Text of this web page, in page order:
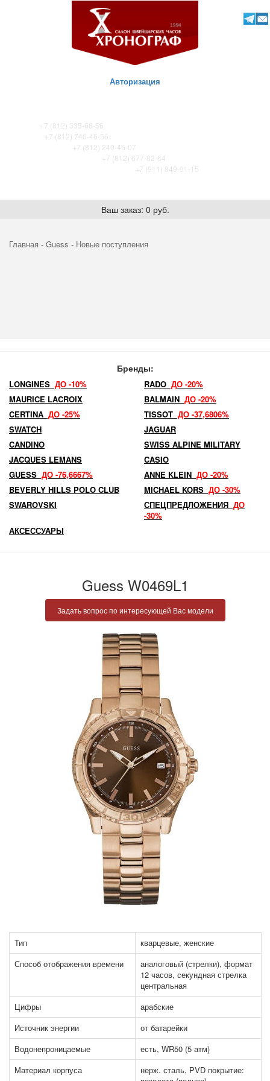
Авторизация
+7 (812) 335-68-56
+7 (812) 740-46-56
+7 (812) 240-46-07
+7 (812) 677-82-64
+7 (911) 849-01-15
Ваш заказ: 0 руб.
Главная - Guess - Новые поступления
Бренды:
LONGINES ДО -10% RADO ДО -20%
MAURICE LACROIX
BALMAIN ДО -20%
CERTINA ДО -25% TISSOT ДО -37,6806%
SWATCH
JAGUAR
CANDINO
SWISS ALPINE MILITARY
JACQUES LEMANS
CASIO
GUESS ДО -76,6667% ANNE KLEIN ДО -20%
BEVERLY HILLS POLO CLUB
MICHAEL KORS ДО -30%
SWAROVSKI
СПЕЦПРЕДЛОЖЕНИЯ ДО
-30%
АКСЕССУАРЫ
Guess W0469L1
Задать вопрос по интересующей Вас модели
Тип
кварцевые, женские
Способ отображения времени
аналоговый (стрелки), формат
12 часов, секундная стрелка
центральная
Цифры
арабские
Источник энергии
от батарейки
Водонепроницаемые
есть, WR50 (5 атм)
Материал корпуса
нерж. сталь, PVD покрытие: